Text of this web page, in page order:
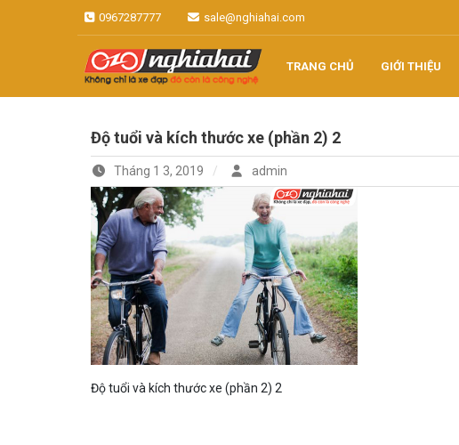
0967287777 sale@nghiahai.com
Nghĩa Hải
Không chỉ là xe đạp, đó còn là
TRANG CHỦ GIỚI THIỆU
Độ tuổi và kích thước xe (phần 2) 2
Tháng 1 3, 2019 admin
Độ tuổi và kích thước xe (phần 2) 2